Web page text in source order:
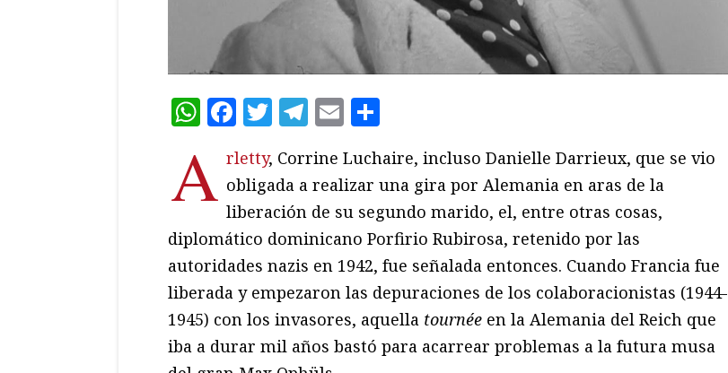
WhatsApp
Facebook
Twitter
Telegram
Email
A rletty, Corrine Luchaire, incluso Danielle Darrieux, que se vio
obligada a realizar una gira por Alemania en aras de la
liberación de su segundo marido, el, entre otras cosas,
diplomático dominicano Porfirio Rubirosa, retenido por las
autoridades nazis en 1942, fue señalada entonces. Cuando Francia fue
liberada y empezaron las depuraciones de los colaboracionistas (1944-
1945) con los invasores, aquella tournée en la Alemania del Reich que
iba a durar mil años bastó para acarrear problemas a la futura musa